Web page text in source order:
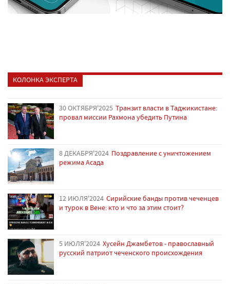
КОЛОНКА ЭКСПЕРТА
30 ОКТЯБРЯ'2025 Транзит власти в Таджикистане:
провал миссии Рахмона убедить Путина
8 ДЕКАБРЯ'2024 Поздравление с уничтожением
режима Асада
12 ИЮЛЯ'2024 Сирийские банды против чеченцев
и турок в Вене: кто и что за этим стоит?
5 ИЮЛЯ'2024 Хусейн Джамбетов - православный
русский патриот чеченского происхождения